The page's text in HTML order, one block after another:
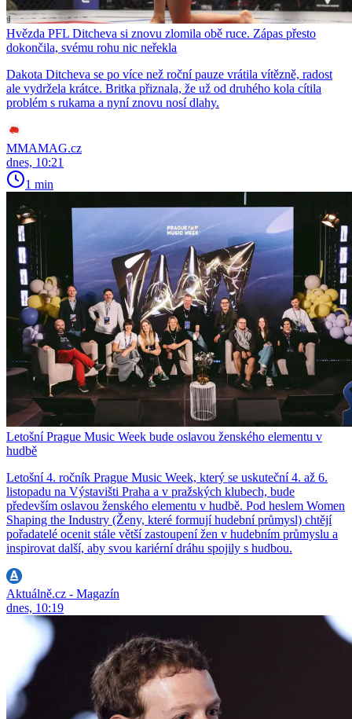
Hvězda PFL Ditcheva si znovu zlomila obě ruce. Zápas přesto
dokončila, svému rohu nic neřekla
Dakota Ditcheva se po více než roční pauze vrátila vítězně, radost
ale vydržela krátce. Britka přiznala, že už od druhého kola cítila
problém s rukama a nyní znovu nosí dlahy.
MMAMAG.cz
dnes, 10:21
1 min
Letošní Prague Music Week bude oslavou ženského elementu v
hudbě
Letošní 4. ročník Prague Music Week, který se uskuteční 4. až 6.
listopadu na Výstavišti Praha a v pražských klubech, bude
především oslavou ženského elementu v hudbě. Pod heslem Women
Shaping the Industry (Ženy, které formují hudební průmysl) chtějí
pořadatelé ocenit stále větší zastoupení žen v hudebním průmyslu a
inspirovat další, aby svou kariérní dráhu spojily s hudbou.
Aktuálně.cz - Magazín
dnes, 10:19